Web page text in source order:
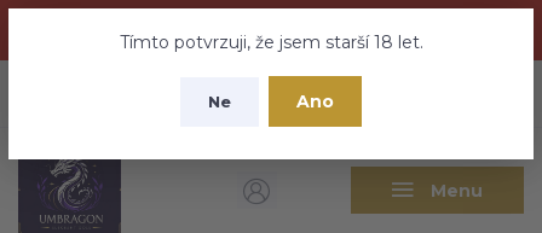
nebuďte vyděšeni zde najdete vše a ještě mnohem víc
Tímto potvrzuji, že jsem starší 18 let.
Ne Ano
Menu
CZK